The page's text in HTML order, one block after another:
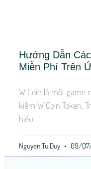
Hướng Dẫn
Miễn Phí Trên
W Coin là một game
kiếm W Coin Token.
hiểu
Nguyen Tu Duy 09/